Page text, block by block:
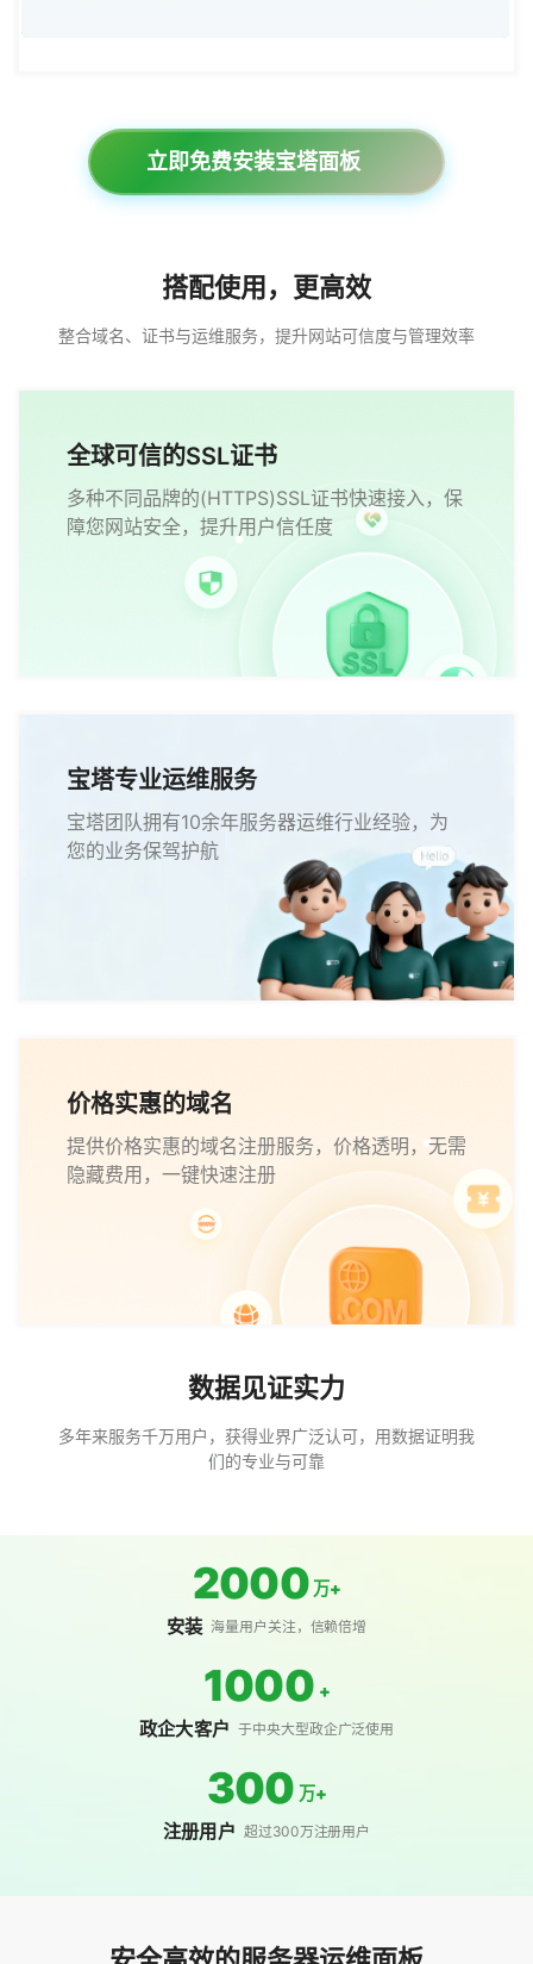
立即免费安装宝塔面板
搭配使用，更高效
整合域名、证书与运维服务，提升网站可信度与管理效率
全球可信的SSL证书
多种不同品牌的(HTTPS)SSL证书快速接入，保
障您网站安全，提升用户信任度
宝塔专业运维服务
宝塔团队拥有10余年服务器运维行业经验，为
您的业务保驾护航
价格实惠的域名
提供价格实惠的域名注册服务，价格透明，无需
隐藏费用，一键快速注册
数据见证实力
多年来服务千万用户，获得业界广泛认可，用数据证明我
们的专业与可靠
2000 万+
安装 海量用户关注，信赖倍增
1000 +
政企大客户 于中央大型政企广泛使用
300 万+
注册用户 超过300万注册用户